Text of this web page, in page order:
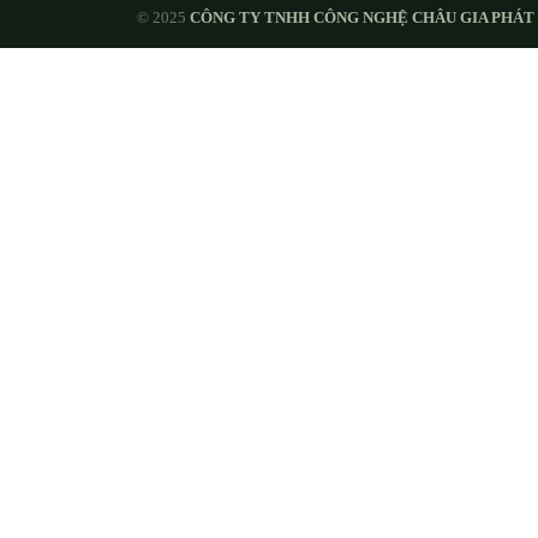
© 2025 CÔNG TY TNHH CÔNG NGHỆ CHÂU GIA PHÁT